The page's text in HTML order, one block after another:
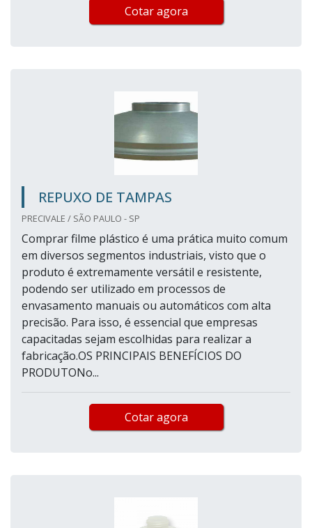
Cotar agora
REPUXO DE TAMPAS
PRECIVALE / SÃO PAULO - SP
Comprar filme plástico é uma prática muito comum
em diversos segmentos industriais, visto que o
produto é extremamente versátil e resistente,
podendo ser utilizado em processos de
envasamento manuais ou automáticos com alta
precisão. Para isso, é essencial que empresas
capacitadas sejam escolhidas para realizar a
fabricação.OS PRINCIPAIS BENEFÍCIOS DO
PRODUTONo...
Cotar agora